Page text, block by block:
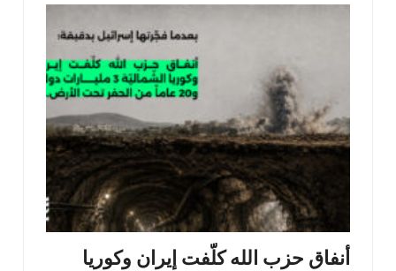
أنفاق حزب الله كلّفت إيران وكوريا